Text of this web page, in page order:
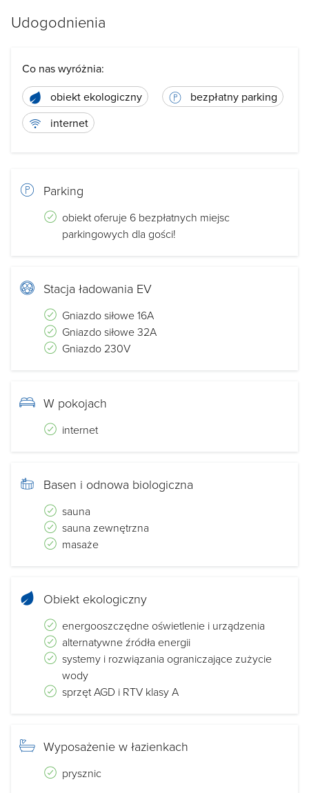
Udogodnienia
Co nas wyróżnia:
obiekt ekologiczny
bezpłatny parking
internet
Parking
obiekt oferuje 6 bezpłatnych miejsc
parkingowych dla gości!
Stacja ładowania EV
Gniazdo siłowe 16A
Gniazdo siłowe 32A
Gniazdo 230V
W pokojach
internet
Basen i odnowa biologiczna
sauna
sauna zewnętrzna
masaże
Obiekt ekologiczny
energooszczędne oświetlenie i urządzenia
alternatywne źródła energii
systemy i rozwiązania ograniczające zużycie
wody
sprzęt AGD i RTV klasy A
Wyposażenie w łazienkach
prysznic